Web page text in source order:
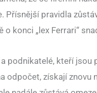
Přísnější pravidla
konci „lex Ferrari“
podnikatelé, kteří jsou
odpočet, získají